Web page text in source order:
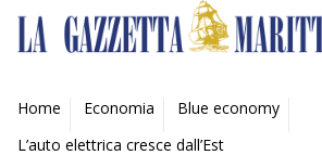
AMBIENTE
MOBILITÀ
Home Economia
Blue economy
L’auto elettrica cresce dall’Est